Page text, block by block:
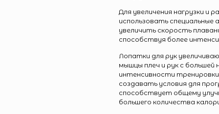
Для увеличения нагрузки и
использовать
увеличить скорость
способствуя более
Лопатки для рук
мышцы плеч и рук с большей
интенсивности
создавать условия для
способствует общему
большего количества